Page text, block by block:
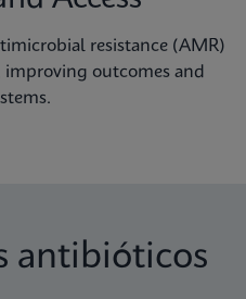
resistance (AMR)
improving outcomes and
antibióticos